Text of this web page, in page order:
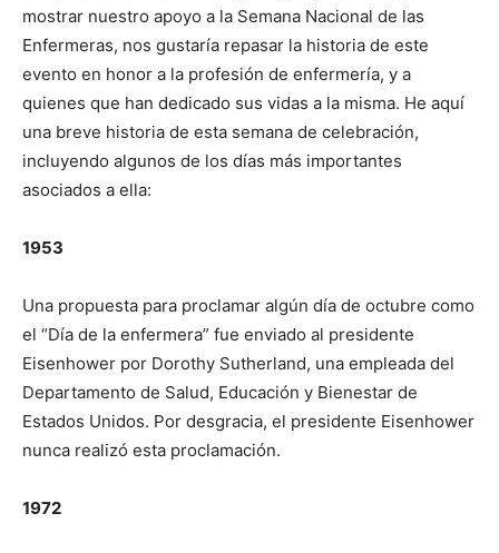
mostrar nuestro apoyo a la Semana Nacional de las
Enfermeras, nos gustaría repasar la historia de este
evento en honor a la profesión de enfermería, y a
quienes que han dedicado sus vidas a la misma. He aquí
una breve historia de esta semana de celebración,
incluyendo algunos de los días más importantes
asociados a ella:
1953
Una propuesta para proclamar algún día de octubre como
el “Día de la enfermera” fue enviado al presidente
Eisenhower por Dorothy Sutherland, una empleada del
Departamento de Salud, Educación y Bienestar de
Estados Unidos. Por desgracia, el presidente Eisenhower
nunca realizó esta proclamación.
1972